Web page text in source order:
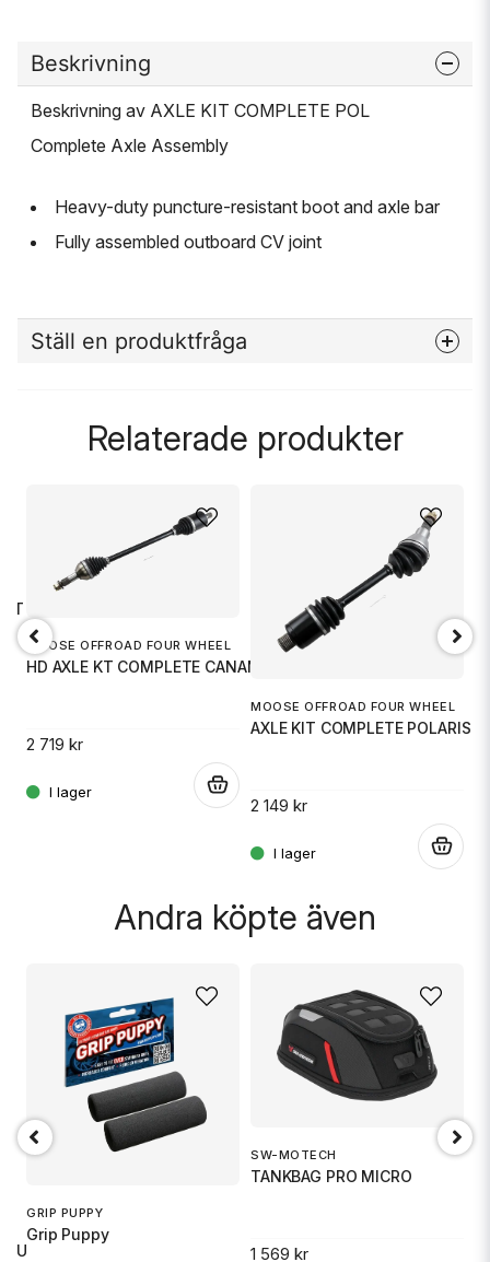
Beskrivning
Beskrivning av AXLE KIT COMPLETE POL
Complete Axle Assembly
Heavy-duty puncture-resistant boot and axle bar
Fully assembled outboard CV joint
Ställ en produktfråga
email
Ja, ni får publicera min fråga
Skicka fråga
Relaterade produkter
MOOSE OFFROAD FOUR WHEEL
HD AXLE KT COMPLETE CANAM
2 719 kr
MOOSE OFFROAD FOUR WHEEL
AXLE KIT COMPLETE POLARIS
2 149 kr
Andra köpte även
RU
GRIP PUPPY
Grip Puppy
SW-MOTECH
TANKBAG PRO MICRO
1 569 kr